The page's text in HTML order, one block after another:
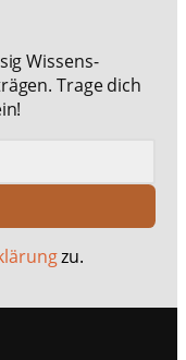
Wissens-
Trage dich
zu.